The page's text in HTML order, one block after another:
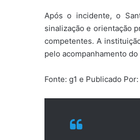
Após o incidente, o
sinalização e orientação
competentes. A
pelo acompanhamento do
Fonte: g1 e Publicado